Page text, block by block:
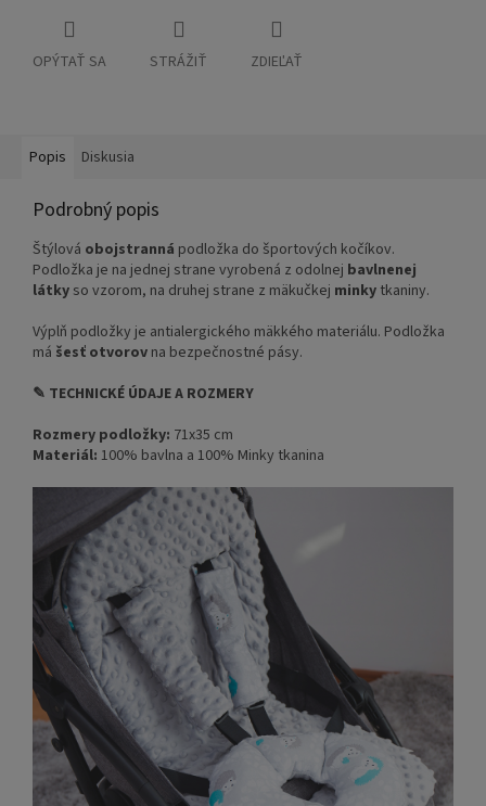
OPÝTAŤ SA STRÁŽIŤ ZDIEĽAŤ
Popis Diskusia
Podrobný popis
Štýlová obojstranná podložka do športových kočíkov.
Podložka je na jednej strane vyrobená z odolnej bavlnenej
látky so vzorom, na druhej strane z mäkučkej minky tkaniny.
Výplň podložky je antialergického mäkkého materiálu. Podložka
má šesť otvorov na bezpečnostné pásy.
✎ TECHNICKÉ ÚDAJE A ROZMERY
Rozmery podložky: 71x35 cm
Materiál: 100% bavlna a 100% Minky tkanina